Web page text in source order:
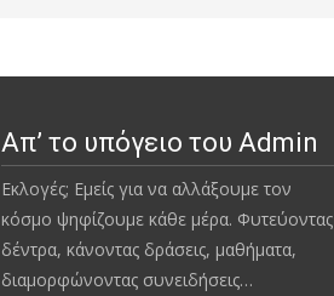
Απ’ το υπόγειο του Admin
Εκλογές; Εμείς για να αλλάξουμε τον
κόσμο ψηφίζουμε κάθε μέρα. Φυτεύοντας
δέντρα, κάνοντας δράσεις, μαθήματα,
διαμορφώνοντας συνειδήσεις…